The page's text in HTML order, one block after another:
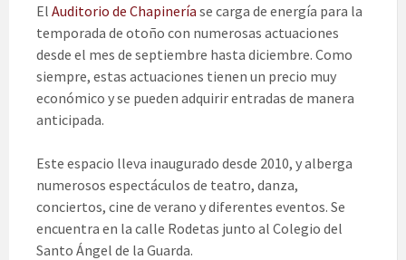
El Auditorio de Chapinería se carga de energía para la
temporada de otoño con numerosas actuaciones
desde el mes de septiembre hasta diciembre. Como
siempre, estas actuaciones tienen un precio muy
económico y se pueden adquirir entradas de manera
anticipada.
Este espacio lleva inaugurado desde 2010, y alberga
numerosos espectáculos de teatro, danza,
conciertos, cine de verano y diferentes eventos. Se
encuentra en la calle Rodetas junto al Colegio del
Santo Ángel de la Guarda.